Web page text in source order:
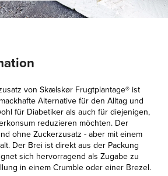
von Skælskør Frugtplantage® ist
Alternative für den Alltag und
für Diabetiker als auch für diejenigen,
reduzieren möchten. Der
ohne Zuckerzusatz - aber mit einem
Der Brei ist direkt aus der Packung
sich hervorragend als Zugabe zu
in einem Crumble oder einer Brezel.